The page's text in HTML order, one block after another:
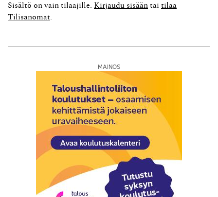
mm. eläinten merkitsemistä maatilaosakeyhtiön
Sisältö on vain tilaajille. Kirjaudu sisään tai tilaa
Tilisanomat
MAINOS